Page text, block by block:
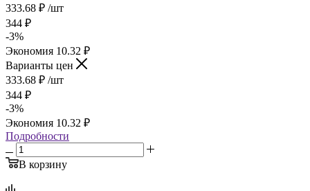
333.68 ₽ /шт
344 ₽
-3%
Экономия 10.32 ₽
Варианты цен
333.68 ₽ /шт
344 ₽
-3%
Экономия 10.32 ₽
Подробности
В корзину